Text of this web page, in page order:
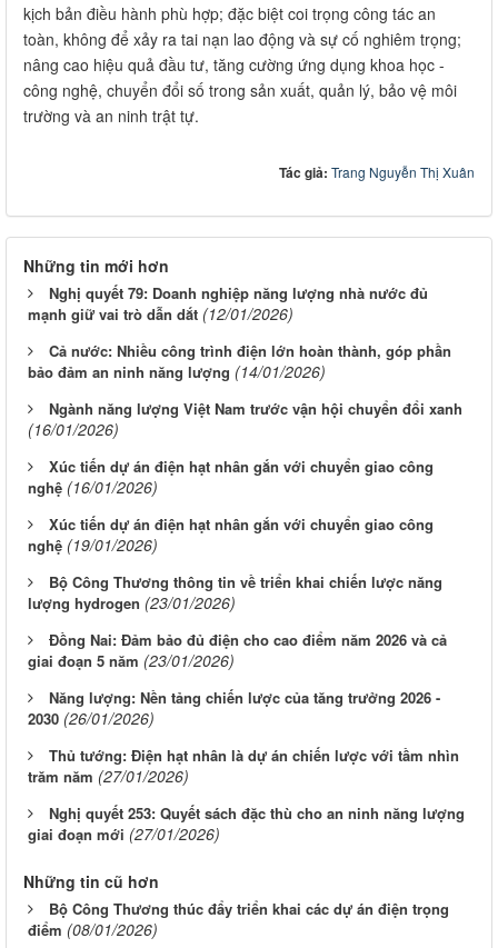
kịch bản điều hành phù hợp; đặc biệt coi trọng công tác an
toàn, không để xảy ra tai nạn lao động và sự cố nghiêm trọng;
nâng cao hiệu quả đầu tư, tăng cường ứng dụng khoa học -
công nghệ, chuyển đổi số trong sản xuất, quản lý, bảo vệ môi
trường và an ninh trật tự.
Tác giả: Trang Nguyễn Thị Xuân
Những tin mới hơn
Nghị quyết 79: Doanh nghiệp năng lượng nhà nước đủ
mạnh giữ vai trò dẫn dắt (12/01/2026)
Cả nước: Nhiều công trình điện lớn hoàn thành, góp phần
bảo đảm an ninh năng lượng (14/01/2026)
Ngành năng lượng Việt Nam trước vận hội chuyển đổi xanh
(16/01/2026)
Xúc tiến dự án điện hạt nhân gắn với chuyển giao công
nghệ (16/01/2026)
Xúc tiến dự án điện hạt nhân gắn với chuyển giao công
nghệ (19/01/2026)
Bộ Công Thương thông tin về triển khai chiến lược năng
lượng hydrogen (23/01/2026)
Đồng Nai: Đảm bảo đủ điện cho cao điểm năm 2026 và cả
giai đoạn 5 năm (23/01/2026)
Năng lượng: Nền tảng chiến lược của tăng trưởng 2026 -
2030 (26/01/2026)
Thủ tướng: Điện hạt nhân là dự án chiến lược với tầm nhìn
trăm năm (27/01/2026)
Nghị quyết 253: Quyết sách đặc thù cho an ninh năng lượng
giai đoạn mới (27/01/2026)
Những tin cũ hơn
Bộ Công Thương thúc đẩy triển khai các dự án điện trọng
điểm (08/01/2026)